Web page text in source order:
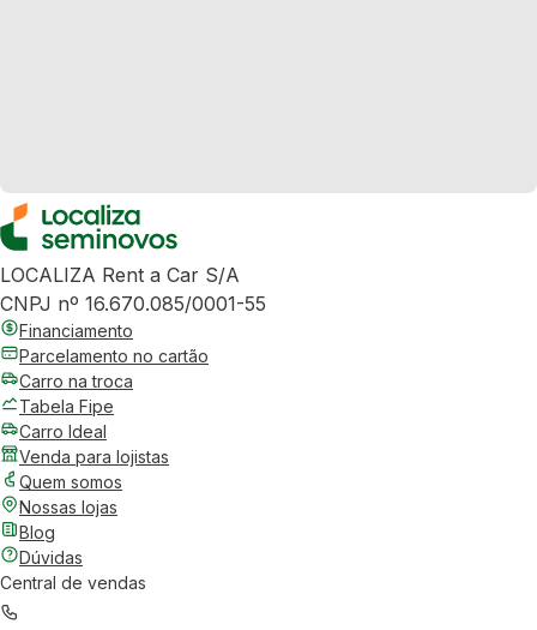
LOCALIZA Rent a Car S/A
CNPJ nº 16.670.085/0001-55
Financiamento
Parcelamento no cartão
Carro na troca
Tabela Fipe
Carro Ideal
Venda para lojistas
Quem somos
Nossas lojas
Blog
Dúvidas
Central de vendas